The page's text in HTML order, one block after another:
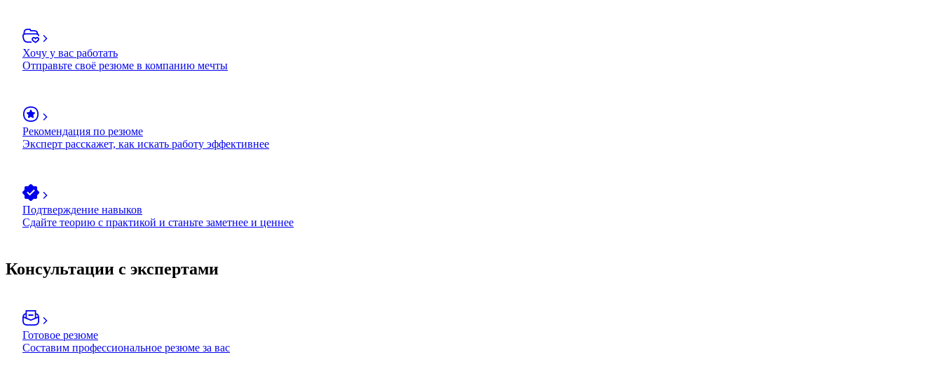
Хочу у вас работать
Отправьте своё резюме в компанию мечты
Рекомендация по резюме
Эксперт расскажет, как искать работу эффективнее
Подтверждение навыков
Сдайте теорию с практикой и станьте заметнее и ценнее
Консультации с экспертами
Готовое резюме
Составим профессиональное резюме за вас